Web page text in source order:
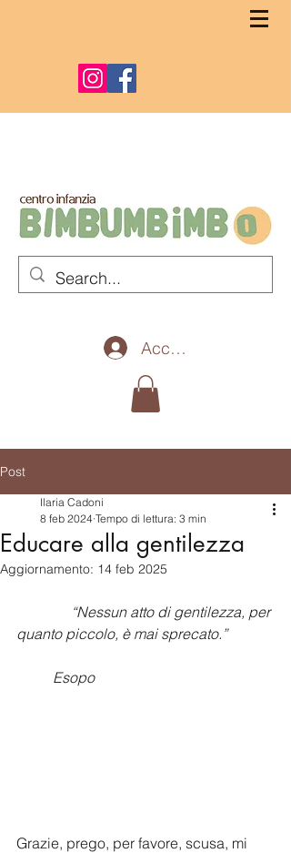
Accedi
Post
Educare alla gentilezza
Ilaria Cadoni
8 feb 2024 Tempo di lettura: 3 min
Aggiornamento: 14 feb 2025
“Nessun atto di gentilezza, per
quanto piccolo, è mai sprecato.”
	Esopo
Grazie, prego, per favore, scusa, mi